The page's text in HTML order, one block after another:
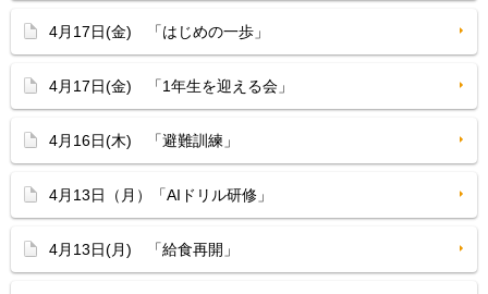
4月17日(金) 「はじめの一歩」
4月17日(金) 「1年生を迎える会」
4月16日(木) 「避難訓練」
4月13日（月）「AIドリル研修」
4月13日(月) 「給食再開」